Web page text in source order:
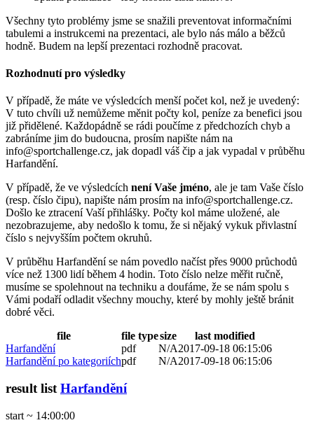
Všechny tyto problémy jsme se snažili preventovat informačními
tabulemi a instrukcemi na prezentaci, ale bylo nás málo a běžců
hodně. Budem na lepší prezentaci rozhodně pracovat.
Rozhodnutí pro výsledky
V případě, že máte ve výsledcích menší počet kol, než je uvedený:
V tuto chvíli už nemůžeme měnit počty kol, peníze za benefici jsou
již přidělené. Každopádně se rádi poučíme z předchozích chyb a
zabráníme jim do budoucna, prosím napište nám na
info@sportchallenge.cz, jak dopadl váš čip a jak vypadal v průběhu
Harfandění.
V případě, že ve výsledcích není Vaše jméno, ale je tam Vaše číslo
(resp. číslo čipu), napište nám prosím na info@sportchallenge.cz.
Došlo ke ztracení Vaší přihlášky. Počty kol máme uložené, ale
nezobrazujeme, aby nedošlo k tomu, že si nějaký vykuk přivlastní
číslo s nejvyšším počtem okruhů.
V průběhu Harfandění se nám povedlo načíst přes 9000 průchodů
více než 1300 lidí během 4 hodin. Toto číslo nelze měřit ručně,
musíme se spolehnout na techniku a doufáme, že se nám spolu s
Vámi podaří odladit všechny mouchy, které by mohly ještě bránit
dobré věci.
file
file typesize
last modified
Harfandění
pdf N/A2017-09-18 06:15:06
Harfandění po kategoriíchpdf N/A2017-09-18 06:15:06
result list Harfandění
start ~ 14:00:00